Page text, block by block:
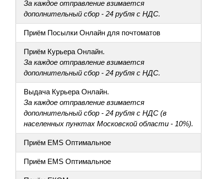
За каждое отправление взимается
дополнительный сбор - 24 рубля с НДС.
Приём Посылки Онлайн для почтоматов
Приём Курьера Онлайн.
За каждое отправление взимается
дополнительный сбор - 24 рубля с НДС.
Выдача Курьера Онлайн.
За каждое отправление взимается
дополнительный сбор - 24 рубля с НДС (в
населенных пунктах Московской области - 10%).
Приём EMS Оптимальное
Приём EMS Оптимальное